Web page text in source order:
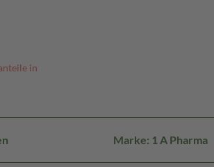
in
Marke: 1 A Pharma